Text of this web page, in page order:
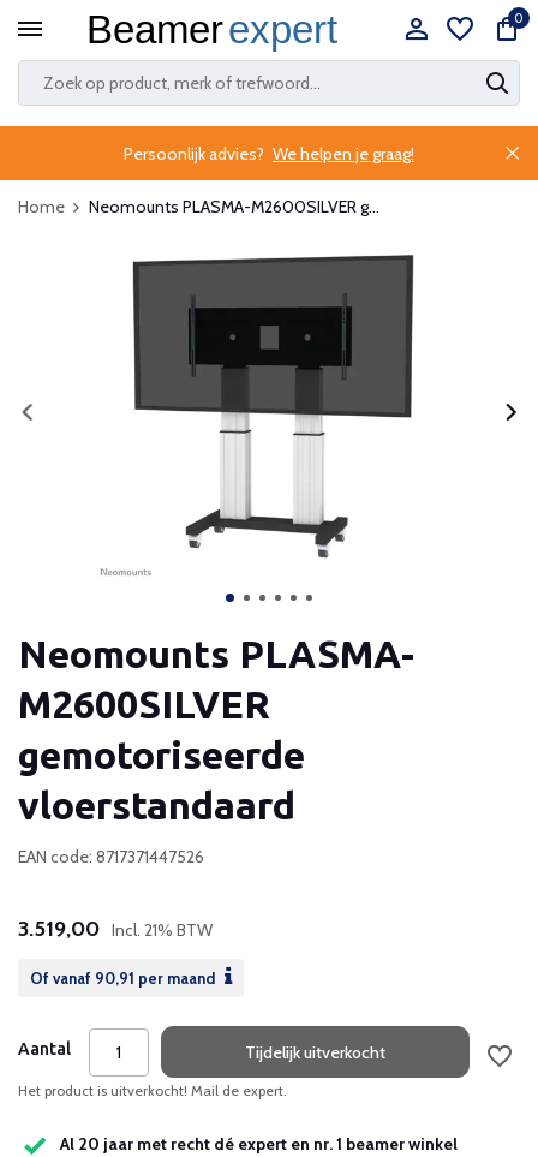
0
Persoonlijk advies? We helpen je graag!
Home Neomounts PLASMA-M2600SILVER g...
Neomounts PLASMA-
M2600SILVER
gemotoriseerde
vloerstandaard
EAN code: 8717371447526
3.519,00 Incl. 21% BTW
Of vanaf 90,91 per maand
Aantal Tijdelijk uitverkocht
Het product is uitverkocht! Mail de expert.
Al 20 jaar met recht dé expert en nr. 1 beamer winkel